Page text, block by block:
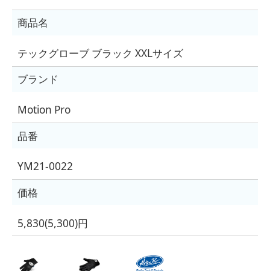
商品名
テックグローブ ブラック XXLサイズ
ブランド
Motion Pro
品番
YM21-0022
価格
5,830(5,300)円